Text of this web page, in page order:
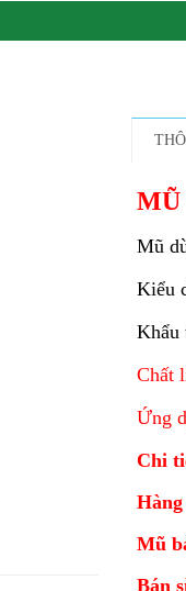
MŨ
Mũ
Kiểu
Khẩu
Chất
Ứng
Chi
Mũ
Bán